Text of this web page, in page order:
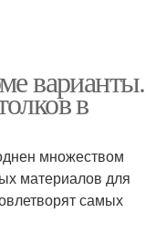
варианты.
в
множеством
материалов для
самых